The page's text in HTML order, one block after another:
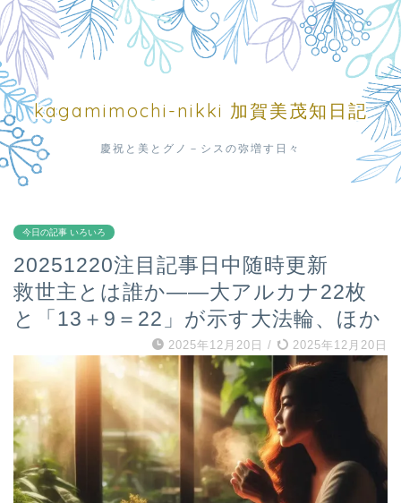
kagamimochi-nikki 加賀美茂知日記
慶祝と美とグノ－シスの弥増す日々
今日の記事 いろいろ
20251220注目記事日中随時更新
救世主とは誰か――大アルカナ22枚
と「13＋9＝22」が示す大法輪、ほか
2025年12月20日 / 2025年12月20日